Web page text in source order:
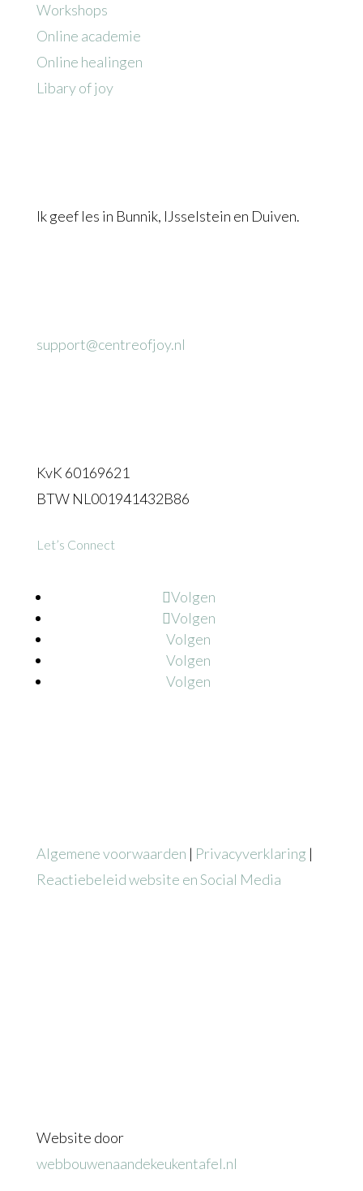
Workshops
Online academie
Online healingen
Libary of joy
Ik geef les in Bunnik, IJsselstein en Duiven.
support@centreofjoy.nl
KvK 60169621
BTW NL001941432B86
Let’s Connect
Volgen
Volgen
Volgen
Volgen
Volgen
Algemene voorwaarden | Privacyverklaring |
Reactiebeleid website en Social Media
Website door
webbouwenaandekeukentafel.nl